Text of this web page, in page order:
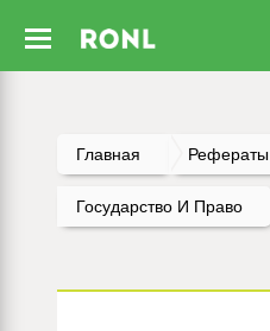
Главная Рефераты
Государство И Право